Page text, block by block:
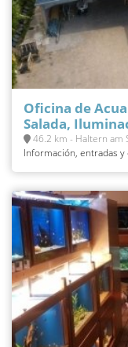
Oficina de
Salada,
46.2 km - Haltern am
Información, entradas y